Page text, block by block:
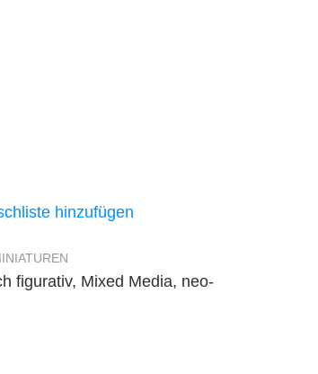
hinzufügen
figurativ, Mixed Media, neo-